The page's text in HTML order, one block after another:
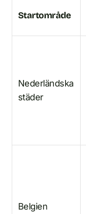
Startområde
Nederländska
städer
Belgien